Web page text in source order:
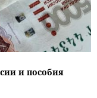
и пособия